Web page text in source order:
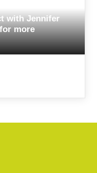
with Jennifer
more